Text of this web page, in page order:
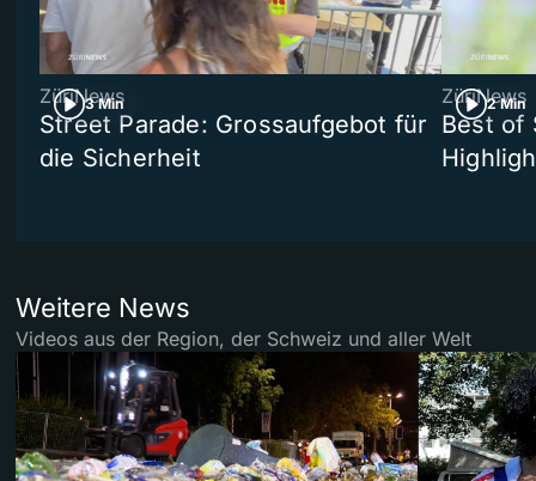
3 Min
ZüriNews
Street Parade: Grossaufgebot für
die Sicherheit
2 Min
ZüriNews
Best of
Weitere News
Videos aus der Region, der Schweiz und aller Welt